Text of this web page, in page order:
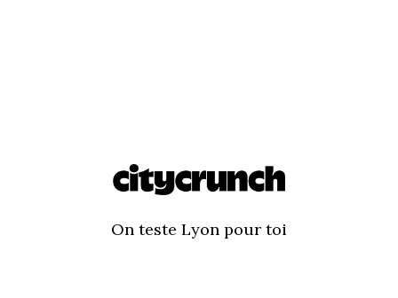
On teste Lyon pour toi